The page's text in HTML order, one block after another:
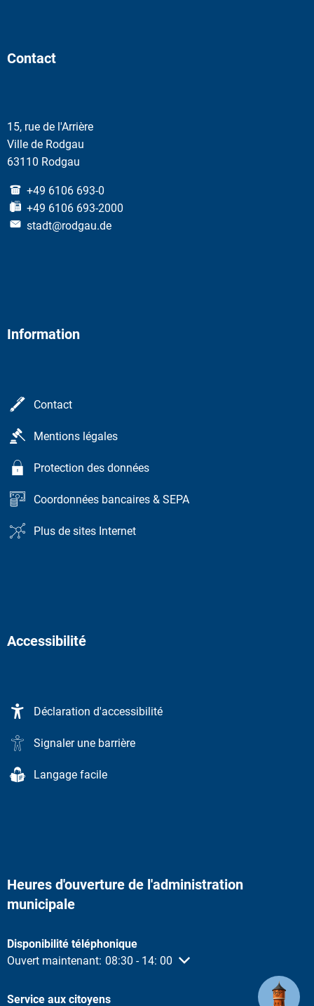
Contact
15, rue de l'Arrière
Ville de Rodgau
63110 Rodgau
+49 6106 693-0
+49 6106 693-2000
stadt@rodgau.de
Information
Contact
Mentions légales
Protection des données
Coordonnées bancaires & SEPA
Plus de sites Internet
Accessibilité
Déclaration d'accessibilité
Signaler une barrière
Langage facile
Heures d'ouverture de l'administration
municipale
Disponibilité téléphonique
Cliquez pour masquer d'autres heures d'ouverture ou de
Ouvert maintenant: 08:30 - 14: 00 De 08:30 à 14:00
Service aux citoyens